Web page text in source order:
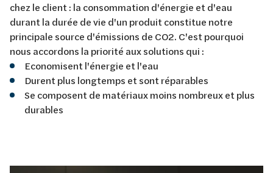
chez le client : la consommation d'énergie et d'eau
durant la durée de vie d'un produit constitue notre
principale source d'émissions de CO2. C'est pourquoi
nous accordons la priorité aux solutions qui :
Economisent l'énergie et l'eau
Durent plus longtemps et sont réparables
Se composent de matériaux moins nombreux et plus
durables